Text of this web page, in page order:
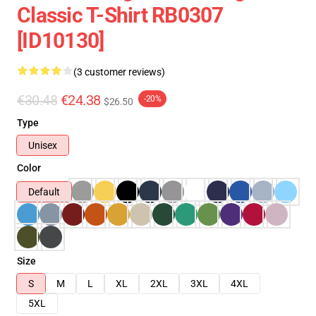
Classic T-Shirt RB0307
[ID10130]
(3 customer reviews)
€30.48 €24.38 $26.50 -20%
Type
Unisex
Color
Default
Size
S
M L XL 2XL 3XL
4XL
5XL